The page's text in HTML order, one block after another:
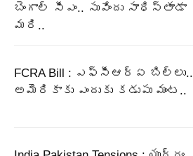
బెంగాల్‌ సీఎం.. సువేందు సాధిస్తాడా
మరి..
FCRA Bill : ఎఫ్‌సీఆర్‌ఏ బిల్లు..
అమెరికాకు ఎందుకు కడుపు మంట..